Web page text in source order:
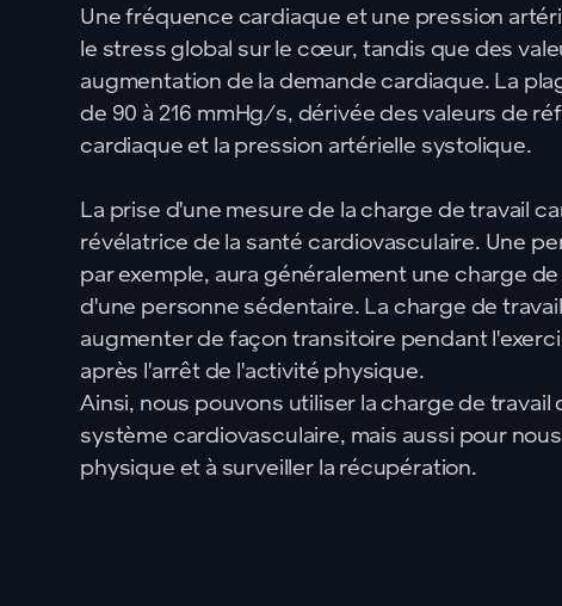
Une fréquence cardiaque et une pression
le stress global sur le cœur, tandis que des
augmentation de la demande cardiaque. La
de 90 à 216 mmHg/s, dérivée des valeurs de
cardiaque et la pression artérielle systolique.
La prise d'une mesure de la charge de travail
révélatrice de la santé cardiovasculaire. Une
par exemple, aura généralement une charge
d'une personne sédentaire. La charge de
augmenter de façon transitoire pendant
après l'arrêt de l'activité physique.
Ainsi, nous pouvons utiliser la charge de
système cardiovasculaire, mais aussi pour
physique et à surveiller la récupération.